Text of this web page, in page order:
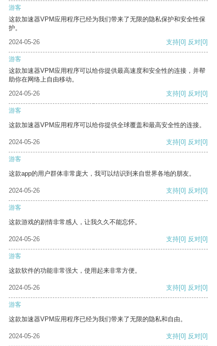
游客
这款加速器VPM应用程序已经为我们带来了无限的隐私保护和安全性保
护。
2024-05-26
支持[0] 反对[0]
游客
这款加速器VPM应用程序可以给你提供最高速度和安全性的连接，并帮
助你在网络上自由移动。
2024-05-26
支持[0] 反对[0]
游客
这款加速器VPM应用程序可以给你提供全球覆盖和最高安全性的连接。
2024-05-26 支持[0] 反对[0]
游客
这款app的用户群体非常庞大，我可以结识到来自世界各地的朋友。
2024-05-26 支持[0] 反对[0]
游客
这款游戏的剧情非常感人，让我久久不能忘怀。
2024-05-26 支持[0] 反对[0]
游客
这款软件的功能非常强大，使用起来非常方便。
2024-05-26 支持[0] 反对[0]
游客
这款加速器VPM应用程序已经为我们带来了无限的隐私和自由。
2024-05-26 支持[0] 反对[0]